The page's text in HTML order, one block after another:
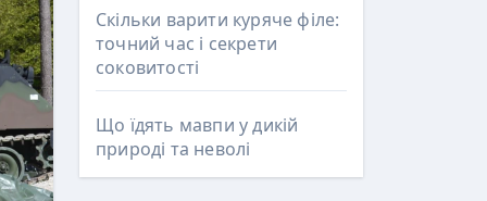
Скільки варити куряче філе:
точний час і секрети
соковитості
Що їдять мавпи у дикій
природі та неволі